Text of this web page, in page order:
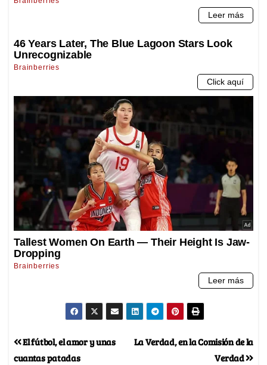
La Verdad, en la Comisión de la
Verdad
El fútbol, el amor y unas
cuantas patadas